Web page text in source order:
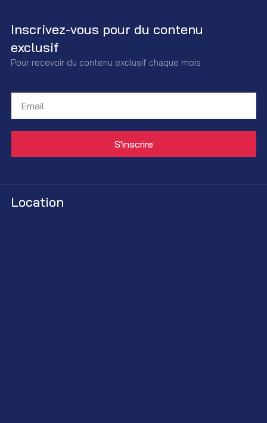
Inscrivez-vous pour du contenu
exclusif
Pour recevoir du contenu exclusif chaque mois
Location